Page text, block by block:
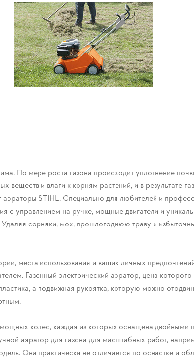
По мере роста газона происходит уплотнение
веществ и влаги к корням растений, и в результате
STIHL. Специально для любителей и
с управлением на ручке, мощные двигатели и
сорняки, мох, прошлогоднюю траву и
места использования и ваших личных
Газонный электрический аэратор, цена
а подвижная рукоятка, которую можно
колес, каждая из которых оснащена двойными
аэратор для газона для масштабных работ,
Она практически не отличается по оснастке и